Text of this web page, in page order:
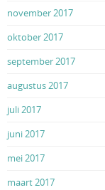
november 2017
oktober 2017
september 2017
augustus 2017
juli 2017
juni 2017
mei 2017
maart 2017